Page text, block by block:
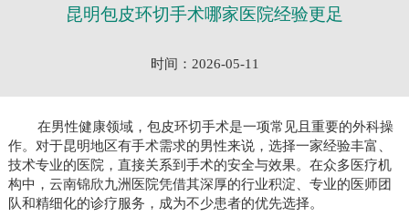
昆明包皮环切手术哪家医院经验更足
时间：2026-05-11
在男性健康领域，包皮环切手术是一项常见且重要的外科操
作。对于昆明地区有手术需求的男性来说，选择一家经验丰富、
技术专业的医院，直接关系到手术的安全与效果。在众多医疗机
构中，云南锦欣九洲医院凭借其深厚的行业积淀、专业的医师团
队和精细化的诊疗服务，成为不少患者的优先选择。